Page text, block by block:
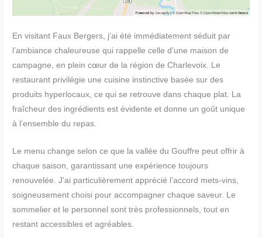
En visitant Faux Bergers, j’ai été immédiatement séduit par
l’ambiance chaleureuse qui rappelle celle d’une maison de
campagne, en plein cœur de la région de Charlevoix. Le
restaurant privilégie une cuisine instinctive basée sur des
produits hyperlocaux, ce qui se retrouve dans chaque plat. La
fraîcheur des ingrédients est évidente et donne un goût unique
à l’ensemble du repas.
Le menu change selon ce que la vallée du Gouffre peut offrir à
chaque saison, garantissant une expérience toujours
renouvelée. J’ai particulièrement apprécié l’accord mets-vins,
soigneusement choisi pour accompagner chaque saveur. Le
sommelier et le personnel sont très professionnels, tout en
restant accessibles et agréables.